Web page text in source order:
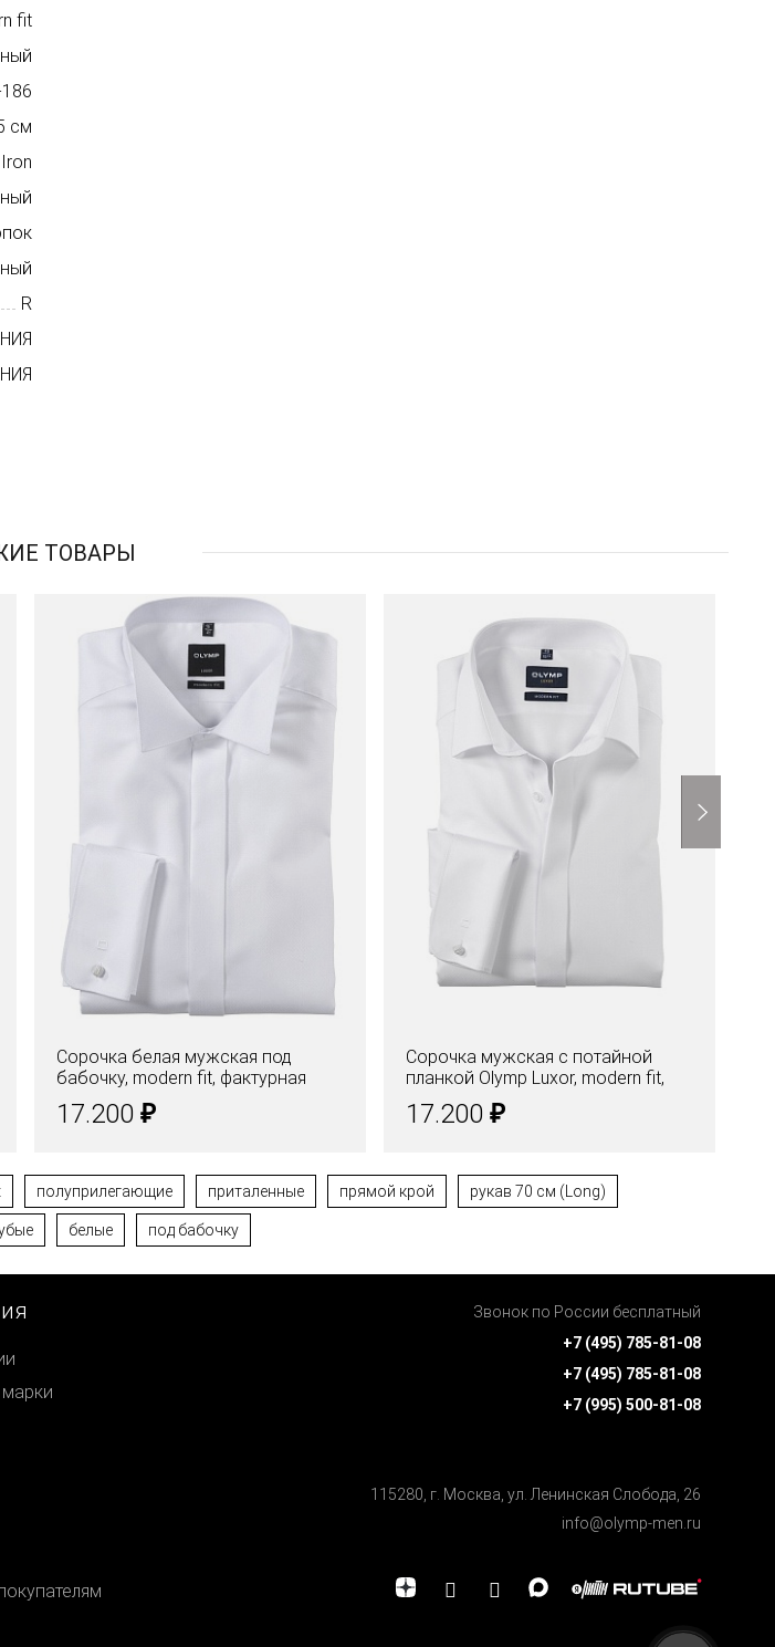
fit
см
R
ТОВАРЫ
Сорочка белая мужская под
бабочку, modern fit, фактурная
ткань
17.200 ₽
Сорочка мужская с потайной
планкой Olymp Luxor, modern fit,
фактурная ткань
17.200 ₽
полуприлегающие приталенные прямой крой рукав 70 см (Long)
белые под бабочку
Звонок по России бесплатный
+7 (495) 785-81-08
+7 (495) 785-81-08
+7 (995) 500-81-08
115280, г. Москва, ул. Ленинская Cлобода, 26
info@olymp-men.ru